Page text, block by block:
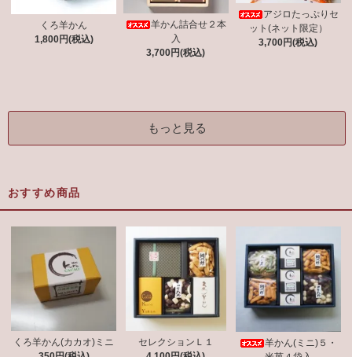
くろ羊かん
1,800円(税込)
羊かん詰合せ２本
入
3,700円(税込)
アジロたっぷりセ
ット(ネット限定）
3,700円(税込)
もっと見る
おすすめ商品
くろ羊かん(カカオ)ミニ
セレクションＬ１
羊かん(ミニ)５・